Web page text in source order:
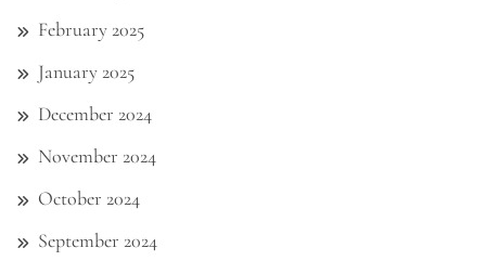
February 2025
January 2025
December 2024
November 2024
October 2024
September 2024